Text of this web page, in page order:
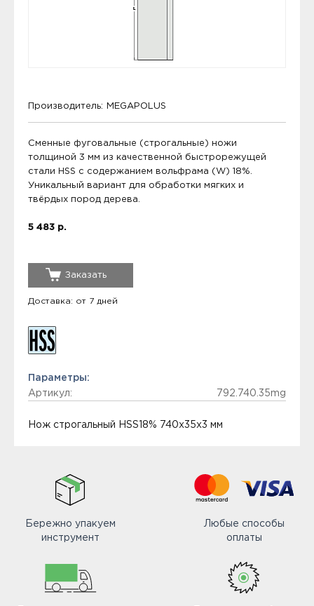
Производитель: MEGAPOLUS
Сменные фуговальные (строгальные) ножи
толщиной 3 мм из качественной быстрорежущей
стали HSS с содержанием вольфрама (W) 18%.
Уникальный вариант для обработки мягких и
твёрдых пород дерева.
5 483 р.
Заказать
Доставка: от 7 дней
Параметры:
Артикул:
792.740.35mg
Нож строгальный HSS18% 740x35x3 мм
Бережно упакуем
инструмент
Любые способы
оплаты